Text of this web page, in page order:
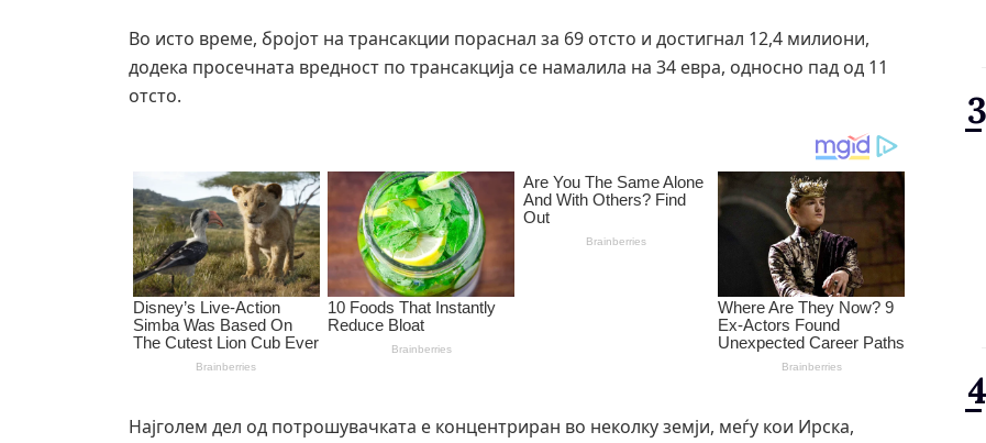
Во исто време, бројот на трансакции пораснал за 69 отсто и достигнал 12,4 милиони,
додека просечната вредност по трансакција се намалила на 34 евра, односно пад од 11
отсто.
Најголем дел од потрошувачката е концентриран во неколку земји, меѓу кои Ирска,